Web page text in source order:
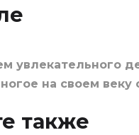
увлекательного
на своем
также